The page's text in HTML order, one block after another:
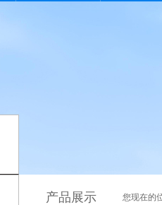
产品展示 您现在的